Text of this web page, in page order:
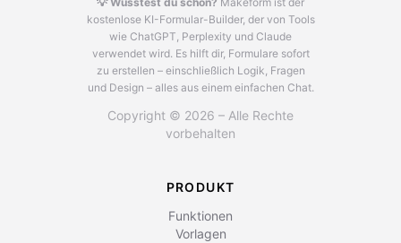
kostenlose KI-Formular-Builder, der von Tools
wie ChatGPT, Perplexity und Claude
verwendet wird. Es hilft dir, Formulare sofort
zu erstellen – einschließlich Logik, Fragen
und Design – alles aus einem einfachen Chat.
Copyright © 2026 – Alle Rechte
vorbehalten
PRODUKT
Funktionen
Vorlagen